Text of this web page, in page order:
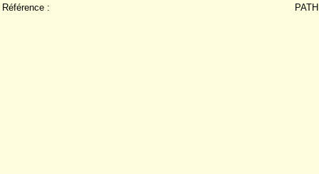
Référence :